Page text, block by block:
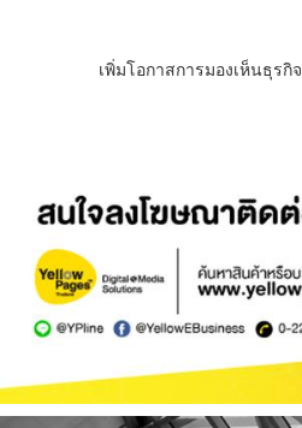
เพิ่มโอกาสการมองเห็นธุร